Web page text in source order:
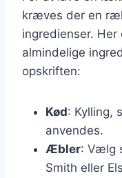
kræves der en
ingredienser.
almindelige
opskriften:
Kød: Kylling,
anvendes.
Æbler: Vælg
Smith eller